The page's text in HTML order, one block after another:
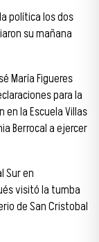
política los dos
su mañana
María Figueres
para la
la Escuela Villas
Berrocal a ejercer
Sur en
visitó la tumba
de San Cristobal